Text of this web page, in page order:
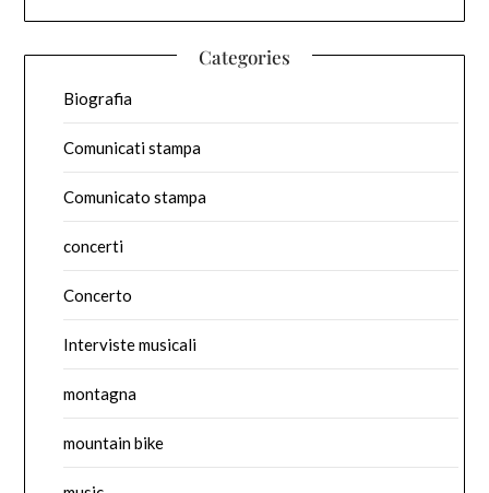
Categories
Biografia
Comunicati stampa
Comunicato stampa
concerti
Concerto
Interviste musicali
montagna
mountain bike